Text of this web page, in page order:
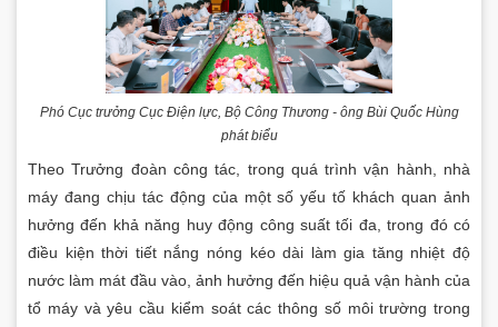
Phó Cục trưởng Cục Điện lực, Bộ Công Thương - ông Bùi Quốc Hùng
phát biểu
Theo Trưởng đoàn công tác, trong quá trình vận hành, nhà
máy đang chịu tác động của một số yếu tố khách quan ảnh
hưởng đến khả năng huy động công suất tối đa, trong đó có
điều kiện thời tiết nắng nóng kéo dài làm gia tăng nhiệt độ
nước làm mát đầu vào, ảnh hưởng đến hiệu quả vận hành của
tổ máy và yêu cầu kiểm soát các thông số môi trường trong